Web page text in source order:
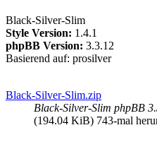
Black-Silver-Slim
Style Version: 1.4.1
phpBB Version: 3.3.12
Basierend auf: prosilver
Black-Silver-Slim.zip
Black-Silver-Slim phpBB
(194.04 KiB) 743-mal